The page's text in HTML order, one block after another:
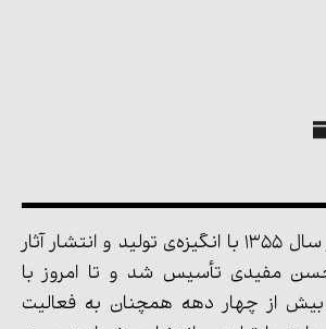
مجموعه‌ی پارت در سال 1355 با انگیزه‌ی تولید و انتشار آثار
مفیدی تأسیس شد و تا امروز با
از چهار دهه همچنان به فعالیت